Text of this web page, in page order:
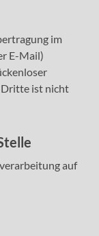
im
E-Mail)
Dritte ist nicht
auf